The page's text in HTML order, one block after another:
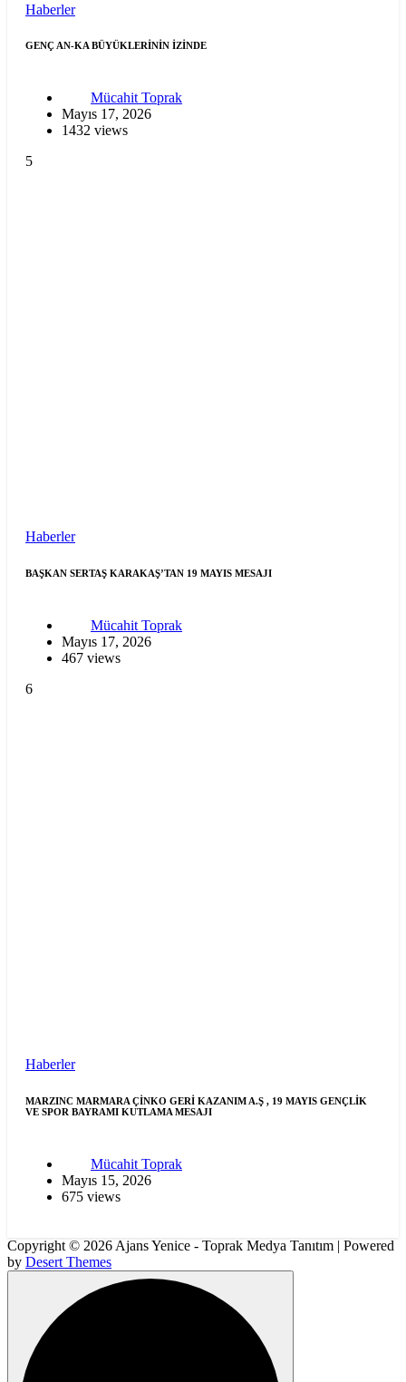
Haberler
GENÇ AN-KA BÜYÜKLERİNİN İZİNDE
Mücahit Toprak
Mayıs 17, 2026
1432 views
5
Haberler
BAŞKAN SERTAŞ KARAKAŞ’TAN 19 MAYIS MESAJI
Mücahit Toprak
Mayıs 17, 2026
467 views
6
Haberler
MARZINC MARMARA ÇİNKO GERİ KAZANIM A.Ş , 19 MAYIS GENÇLİK
VE SPOR BAYRAMI KUTLAMA MESAJI
Mücahit Toprak
Mayıs 15, 2026
675 views
Copyright © 2026 Ajans Yenice - Toprak Medya Tanıtım | Powered
by Desert Themes